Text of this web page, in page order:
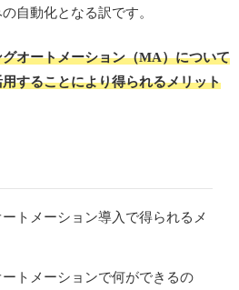
自動化となる訳です。
オートメーション（MA）について
することにより得られるメリット
トメーション導入で得られるメ
トメーションで何ができるの